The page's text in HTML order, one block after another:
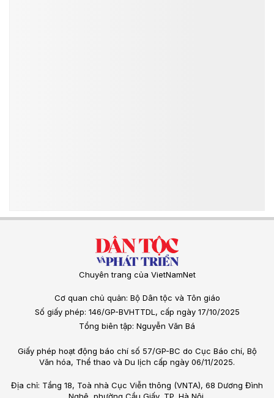
Chuyên trang của VietNamNet
Cơ quan chủ quản: Bộ Dân tộc và Tôn giáo
Số giấy phép: 146/GP-BVHTTDL, cấp ngày 17/10/2025
Tổng biên tập: Nguyễn Văn Bá
Giấy phép hoạt động báo chí số 57/GP-BC do Cục Báo chí, Bộ
Văn hóa, Thể thao và Du lịch cấp ngày 06/11/2025.
Địa chỉ: Tầng 18, Toà nhà Cục Viễn thông (VNTA), 68 Dương Đình
Nghệ, phường Cầu Giấy, TP. Hà Nội.